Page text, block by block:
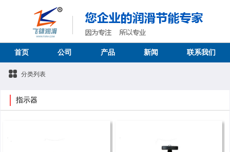
首页 公司 产品 新闻 联系我们
分类列表
指示器